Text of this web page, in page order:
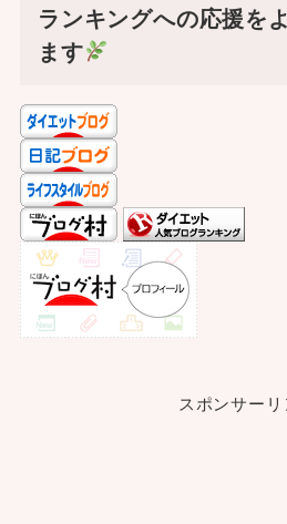
ランキングへの応援を
ます
スポンサーリ